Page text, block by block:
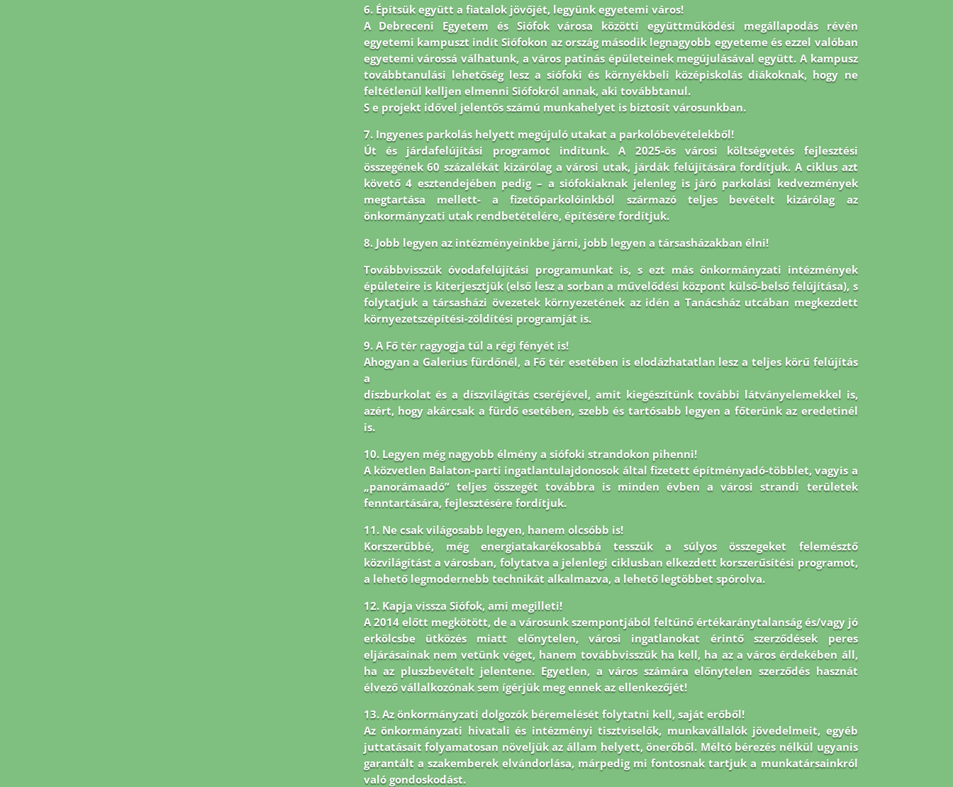
6. Építsük együtt a fiatalok jövőjét, legyünk egyetemi város!
A Debreceni Egyetem és Siófok városa közötti együttműködési megállapodás révén
egyetemi kampuszt indít Siófokon az ország második legnagyobb egyeteme és ezzel valóban
egyetemi várossá válhatunk, a város patinás épületeinek megújulásával együtt. A kampusz
továbbtanulási lehetőség lesz a siófoki és környékbeli középiskolás diákoknak, hogy ne
feltétlenül kelljen elmenni Siófokról annak, aki továbbtanul.
S e projekt idővel jelentős számú munkahelyet is biztosít városunkban.
7. Ingyenes parkolás helyett megújuló utakat a parkolóbevételekből!
Út és járdafelújítási programot indítunk. A 2025-ös városi költségvetés fejlesztési
összegének 60 százalékát kizárólag a városi utak, járdák felújítására fordítjuk. A ciklus azt
követő 4 esztendejében pedig – a siófokiaknak jelenleg is járó parkolási kedvezmények
megtartása mellett- a fizetőparkolóinkból származó teljes bevételt kizárólag az
önkormányzati utak rendbetételére, építésére fordítjuk.
8. Jobb legyen az intézményeinkbe járni, jobb legyen a társasházakban élni!
Továbbvisszük óvodafelújítási programunkat is, s ezt más önkormányzati intézmények
épületeire is kiterjesztjük (első lesz a sorban a művelődési központ külső-belső felújítása), s
folytatjuk a társasházi övezetek környezetének az idén a Tanácsház utcában megkezdett
környezetszépítési-zöldítési programját is.
9. A Fő tér ragyogja túl a régi fényét is!
Ahogyan a Galerius fürdőnél, a Fő tér esetében is elodázhatatlan lesz a teljes körű felújítás
a
díszburkolat és a díszvilágítás cseréjével, amit kiegészítünk további látványelemekkel is,
azért, hogy akárcsak a fürdő esetében, szebb és tartósabb legyen a főterünk az eredetinél
is.
10. Legyen még nagyobb élmény a siófoki strandokon pihenni!
A közvetlen Balaton-parti ingatlantulajdonosok által fizetett építményadó-többlet, vagyis a
„panorámaadó” teljes összegét továbbra is minden évben a városi strandi területek
fenntartására, fejlesztésére fordítjuk.
11. Ne csak világosabb legyen, hanem olcsóbb is!
Korszerűbbé, még energiatakarékosabbá tesszük a súlyos összegeket felemésztő
közvilágítást a városban, folytatva a jelenlegi ciklusban elkezdett korszerűsítési programot,
a lehető legmodernebb technikát alkalmazva, a lehető legtöbbet spórolva.
12. Kapja vissza Siófok, ami megilleti!
A 2014 előtt megkötött, de a városunk szempontjából feltűnő értékaránytalanság és/vagy jó
erkölcsbe ütközés miatt előnytelen, városi ingatlanokat érintő szerződések peres
eljárásainak nem vetünk véget, hanem továbbvisszük ha kell, ha az a város érdekében áll,
ha az pluszbevételt jelentene. Egyetlen, a város számára előnytelen szerződés hasznát
élvező vállalkozónak sem ígérjük meg ennek az ellenkezőjét!
13. Az önkormányzati dolgozók béremelését folytatni kell, saját erőből!
Az önkormányzati hivatali és intézményi tisztviselők, munkavállalók jövedelmeit, egyéb
juttatásait folyamatosan növeljük az állam helyett, önerőből. Méltó bérezés nélkül ugyanis
garantált a szakemberek elvándorlása, márpedig mi fontosnak tartjuk a munkatársainkról
való gondoskodást.